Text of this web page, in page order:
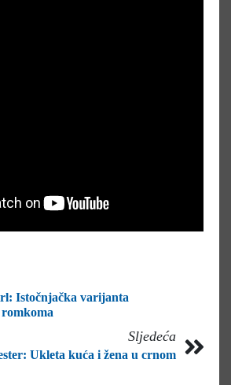
Istočnjačka varijanta
Sljedeća
Ukleta kuća i žena u crnom